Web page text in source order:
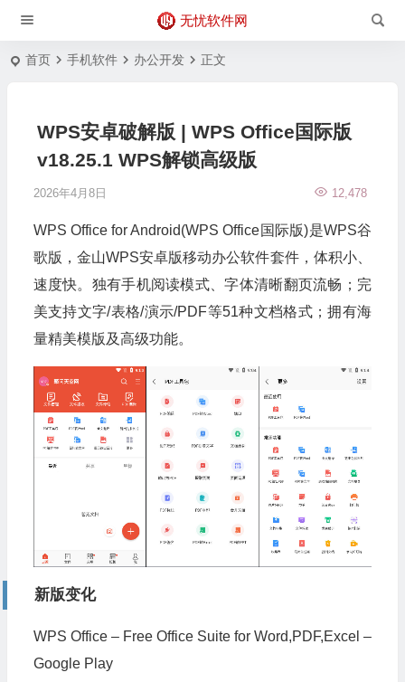
无忧软件网
首页 手机软件 办公开发 正文
WPS安卓破解版 | WPS Office国际版
v18.25.1 WPS解锁高级版
2026年4月8日 12,478
WPS Office for Android(WPS Office国际版)是WPS谷
歌版，金山WPS安卓版移动办公软件套件，体积小、
速度快。独有手机阅读模式、字体清晰翻页流畅；完
美支持文字/表格/演示/PDF等51种文档格式；拥有海
量精美模版及高级功能。
新版变化
WPS Office – Free Office Suite for Word,PDF,Excel –
Google Play